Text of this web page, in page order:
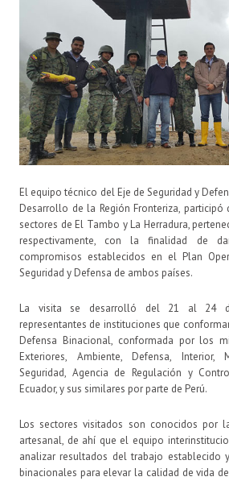
El equipo técnico del Eje de Seguridad y
Desarrollo de la Región Fronteriza,
sectores de El Tambo y La Herradura,
respectivamente, con la finalidad de
compromisos establecidos en el Plan
Seguridad y Defensa de ambos países.
La visita se desarrolló del 21 al 24
representantes de instituciones que
Defensa Binacional, conformada por los
Exteriores, Ambiente, Defensa, Interior,
Seguridad, Agencia de Regulación y
Ecuador, y sus similares por parte de Perú.
Los sectores visitados son conocidos por
artesanal, de ahí que el equipo
analizar resultados del trabajo establecido
binacionales para elevar la calidad de vida